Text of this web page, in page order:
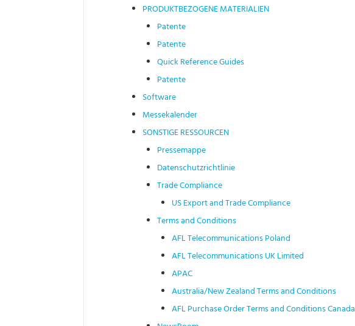
PRODUKTBEZOGENE MATERIALIEN
Patente
Patente
Quick Reference Guides
Patente
Software
Messekalender
SONSTIGE RESSOURCEN
Pressemappe
Datenschutzrichtlinie
Trade Compliance
US Export and Trade Compliance
Terms and Conditions
AFL Telecommunications Poland
AFL Telecommunications UK Limited
APAC
Australia/New Zealand Terms and Conditions
AFL Purchase Order Terms and Conditions Canada